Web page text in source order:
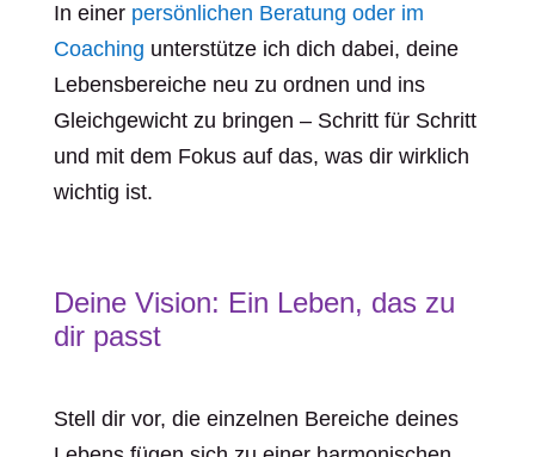
In einer persönlichen Beratung oder im
Coaching unterstütze ich dich dabei, deine
Lebensbereiche neu zu ordnen und ins
Gleichgewicht zu bringen – Schritt für Schritt
und mit dem Fokus auf das, was dir wirklich
wichtig ist.
Deine Vision: Ein Leben, das zu
dir passt
Stell dir vor, die einzelnen Bereiche deines